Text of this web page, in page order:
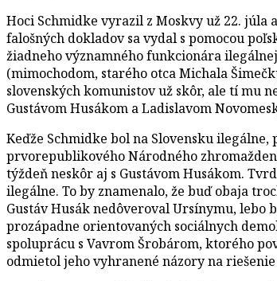
Hoci Schmidke vyrazil z Moskvy už 22. júla
falošných dokladov sa vydal s pomocou
žiadneho významného funkcionára
(mimochodom, starého otca Michala
slovenských komunistov už skôr, ale tí mu
Gustávom Husákom a Ladislavom
Keďže Schmidke bol na Slovensku
prvorepublikového Národného
týždeň neskôr aj s Gustávom Husákom.
ilegálne. To by znamenalo, že buď obaja
Gustáv Husák nedôveroval Ursínymu, lebo
prozápadne orientovaných sociálnych
spoluprácu s Vavrom Šrobárom, ktorého
odmietol jeho vyhranené názory na